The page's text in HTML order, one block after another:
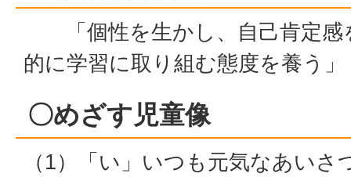
「個性を生かし、自己肯定感
的に学習に取り組む態度を養う」
〇めざす児童像
（1）「い」いつも元気なあいさ